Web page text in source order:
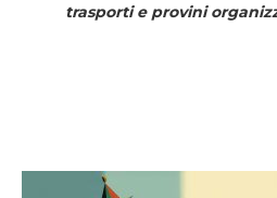
trasporti e provini